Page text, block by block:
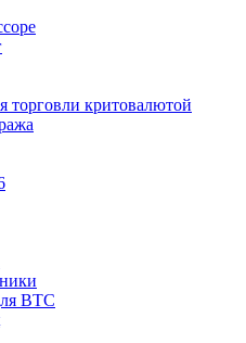
торговли критовалютой
BTC